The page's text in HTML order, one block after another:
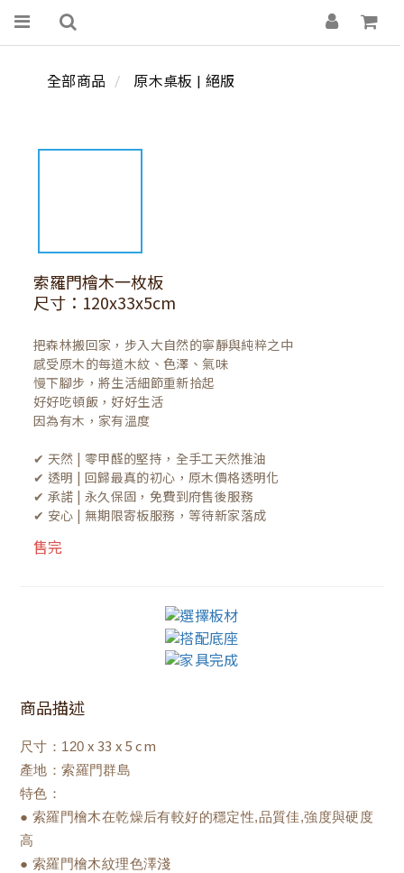
全部商品 原木桌板 | 絕版
索羅門檜木一枚板
尺寸：120x33x5cm
把森林搬回家，步入大自然的寧靜與純粹之中
感受原木的每道木紋、色澤、氣味
慢下腳步，將生活細節重新拾起
好好吃頓飯，好好生活
因為有木，家有溫度
✔ 天然 | 零甲醛的堅持，全手工天然推油
✔ 透明 | 回歸最真的初心，原木價格透明化
✔ 承諾 | 永久保固，免費到府售後服務
✔ 安心 | 無期限寄板服務，等待新家落成
售完
商品描述
尺寸：120 x 33 x 5 cm
產地：索羅門群島
特色：
● 索羅門檜木在乾燥后有較好的穩定性,品質佳,強度與硬度
高
● 索羅門檜木紋理色澤淺